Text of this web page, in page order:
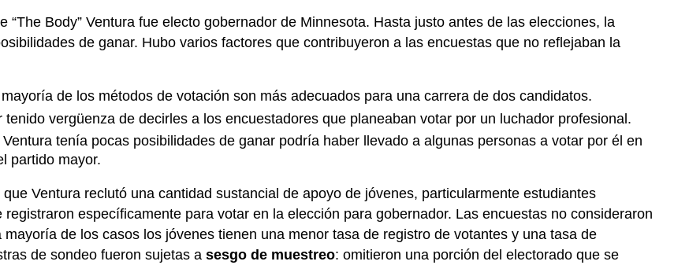
Body” Ventura fue electo gobernador de Minnesota. Hasta justo antes de las elecciones, la
de ganar. Hubo varios factores que contribuyeron a las encuestas que no reflejaban la
de los métodos de votación son más adecuados para una carrera de dos candidatos.
vergüenza de decirles a los encuestadores que planeaban votar por un luchador profesional.
tenía pocas posibilidades de ganar podría haber llevado a algunas personas a votar por él en
partido mayor.
Ventura reclutó una cantidad sustancial de apoyo de jóvenes, particularmente estudiantes
específicamente para votar en la elección para gobernador. Las encuestas no consideraron
de los casos los jóvenes tienen una menor tasa de registro de votantes y una tasa de
de sondeo fueron sujetas a sesgo de muestreo: omitieron una porción del electorado que se